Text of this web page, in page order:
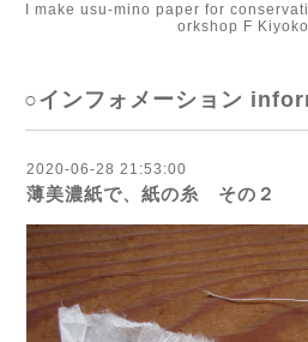
I make usu-mino paper for
orkshop F
○インフォメーション
2020-06-28 21:53:00
薄美濃紙で、紙の糸 その２